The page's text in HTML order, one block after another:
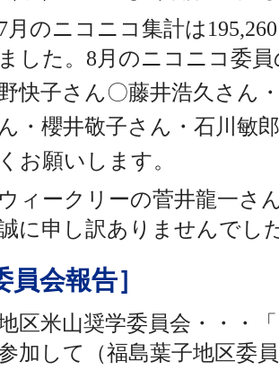
月のニコニコ集計は
ました。8月のニコニコ委
快子さん〇藤井浩久さん
・櫻井敬子さん・石川敏
くお願いします。
ウィークリーの菅井龍一さ
に申し訳ありませんでし
員会報告］
区米山奨学委員会・・・
加して（福島葉子地区委